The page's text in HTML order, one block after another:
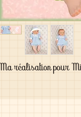
Ma réalisation pour